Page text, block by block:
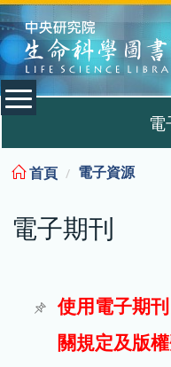
:::
首頁 電子資源
電子期刊
使用電子期
關規定及版